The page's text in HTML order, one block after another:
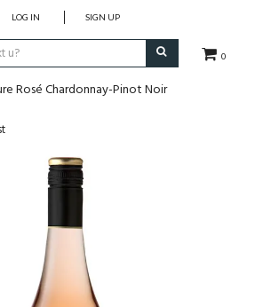
0
LOG IN SIGN UP
Rosé Chardonnay-Pinot Noir